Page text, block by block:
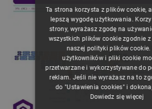
Ta strona korzysta z plików cookie,
lepszą wygodę użytkowania.
strony, wyrażasz zgodę na
wszystkich plików cookie zgodnie
naszej polityki plików cookie.
użytkowników i pliki cookie
przetwarzane i wykorzystywane do
reklam. Jeśli nie wyrażasz na to
do "Ustawienia cookies" i
Dowiedz się więcej